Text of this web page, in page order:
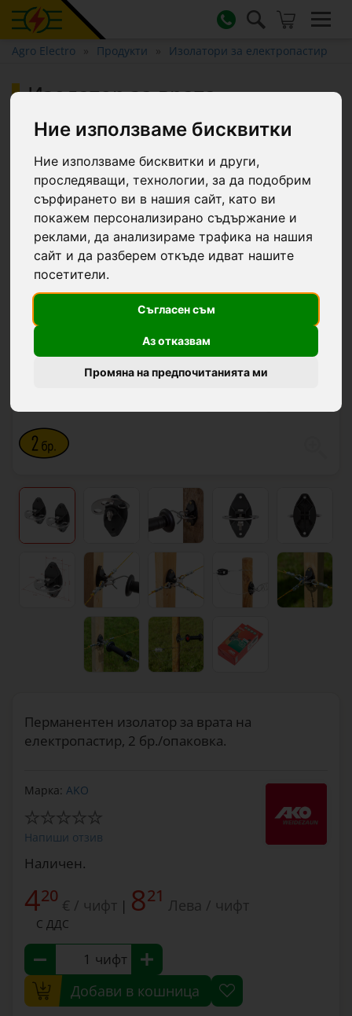
Ние използваме бисквитки
Ние използваме бисквитки и други,
проследяващи, технологии, за да подобрим
сърфирането ви в нашия сайт, като ви
покажем персонализирано съдържание и
реклами, да анализираме трафика на нашия
сайт и да разберем откъде идват нашите
посетители.
Съгласен съм
Аз отказвам
Промяна на предпочитанията ми
Agro Electro Продукти Изолатори за електропастир
Изолатор за врата
перманентен, 2 бр.
Перманентен изолатор за врата на
електропастир, 2 бр./опаковка.
Марка: AKO
Напиши отзив
Наличен.
420 € / чифт | 821 Лева / чифт
С ДДС
чифт
Добави в кошница